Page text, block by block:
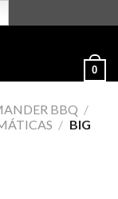
0
BBQ /
/ BIG